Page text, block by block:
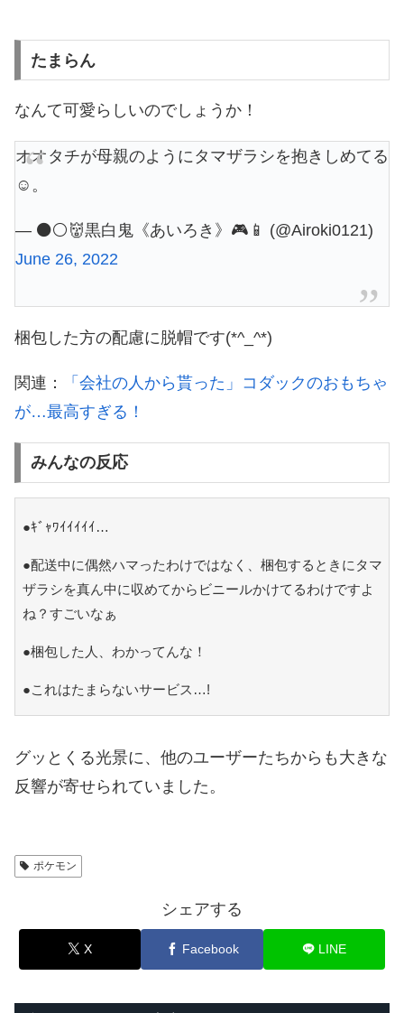
たまらん
なんて可愛らしいのでしょうか！
オオタチが母親のようにタマザラシを抱きしめてる
☺️。
— ⚫️⚪️👹黒白鬼《あいろき》🎮📱 (@Airoki0121)
June 26, 2022
梱包した方の配慮に脱帽です(*^_^*)
関連：
「会社の人から貰った」コダックのおもちゃ
が…最高すぎる！
みんなの反応
●ｷﾞｬﾜｲｲｲｲｲ…
●配送中に偶然ハマったわけではなく、梱包するときにタマ
ザラシを真ん中に収めてからビニールかけてるわけですよ
ね？すごいなぁ
●梱包した人、わかってんな！
●これはたまらないサービス…!
グッとくる光景に、他のユーザーたちからも大きな
反響が寄せられていました。
ポケモン
シェアする
X Facebook LINE